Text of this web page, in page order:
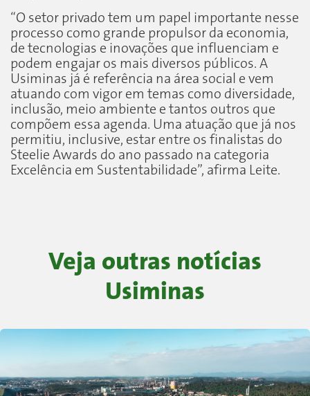
“O setor privado tem um papel importante nesse
processo como grande propulsor da economia,
de tecnologias e inovações que influenciam e
podem engajar os mais diversos públicos. A
Usiminas já é referência na área social e vem
atuando com vigor em temas como diversidade,
inclusão, meio ambiente e tantos outros que
compõem essa agenda. Uma atuação que já nos
permitiu, inclusive, estar entre os finalistas do
Steelie Awards do ano passado na categoria
Excelência em Sustentabilidade”, afirma Leite.
Veja outras notícias
Usiminas